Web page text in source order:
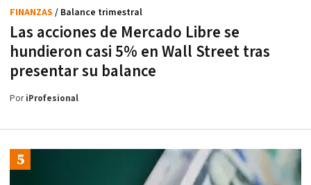
Las acciones de Mercado Libre se
hundieron casi 5% en Wall Street tras
presentar su balance
FINANZAS / Balance trimestral
PoriProfesional